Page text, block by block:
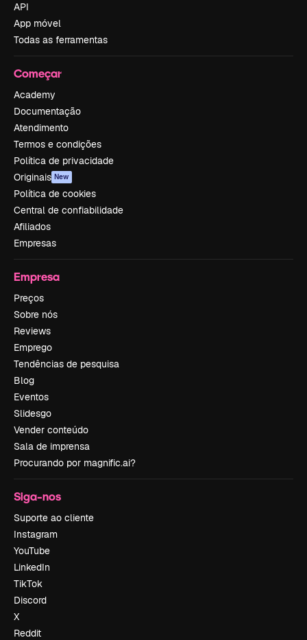
API
App móvel
Todas as ferramentas
Começar
Academy
Documentação
Atendimento
Termos e condições
Política de privacidade
Originais New
Política de cookies
Central de confiabilidade
Afiliados
Empresas
Empresa
Preços
Sobre nós
Reviews
Emprego
Tendências de pesquisa
Blog
Eventos
Slidesgo
Vender conteúdo
Sala de imprensa
Procurando por magnific.ai?
Siga-nos
Suporte ao cliente
Instagram
YouTube
LinkedIn
TikTok
Discord
X
Reddit